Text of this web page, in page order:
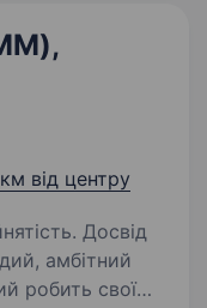
від центру
Досвід
робить свої